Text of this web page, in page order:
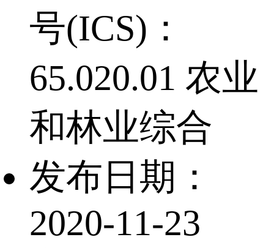
号(ICS)：
65.020.01 农业
和林业综合
发布日期：
2020-11-23